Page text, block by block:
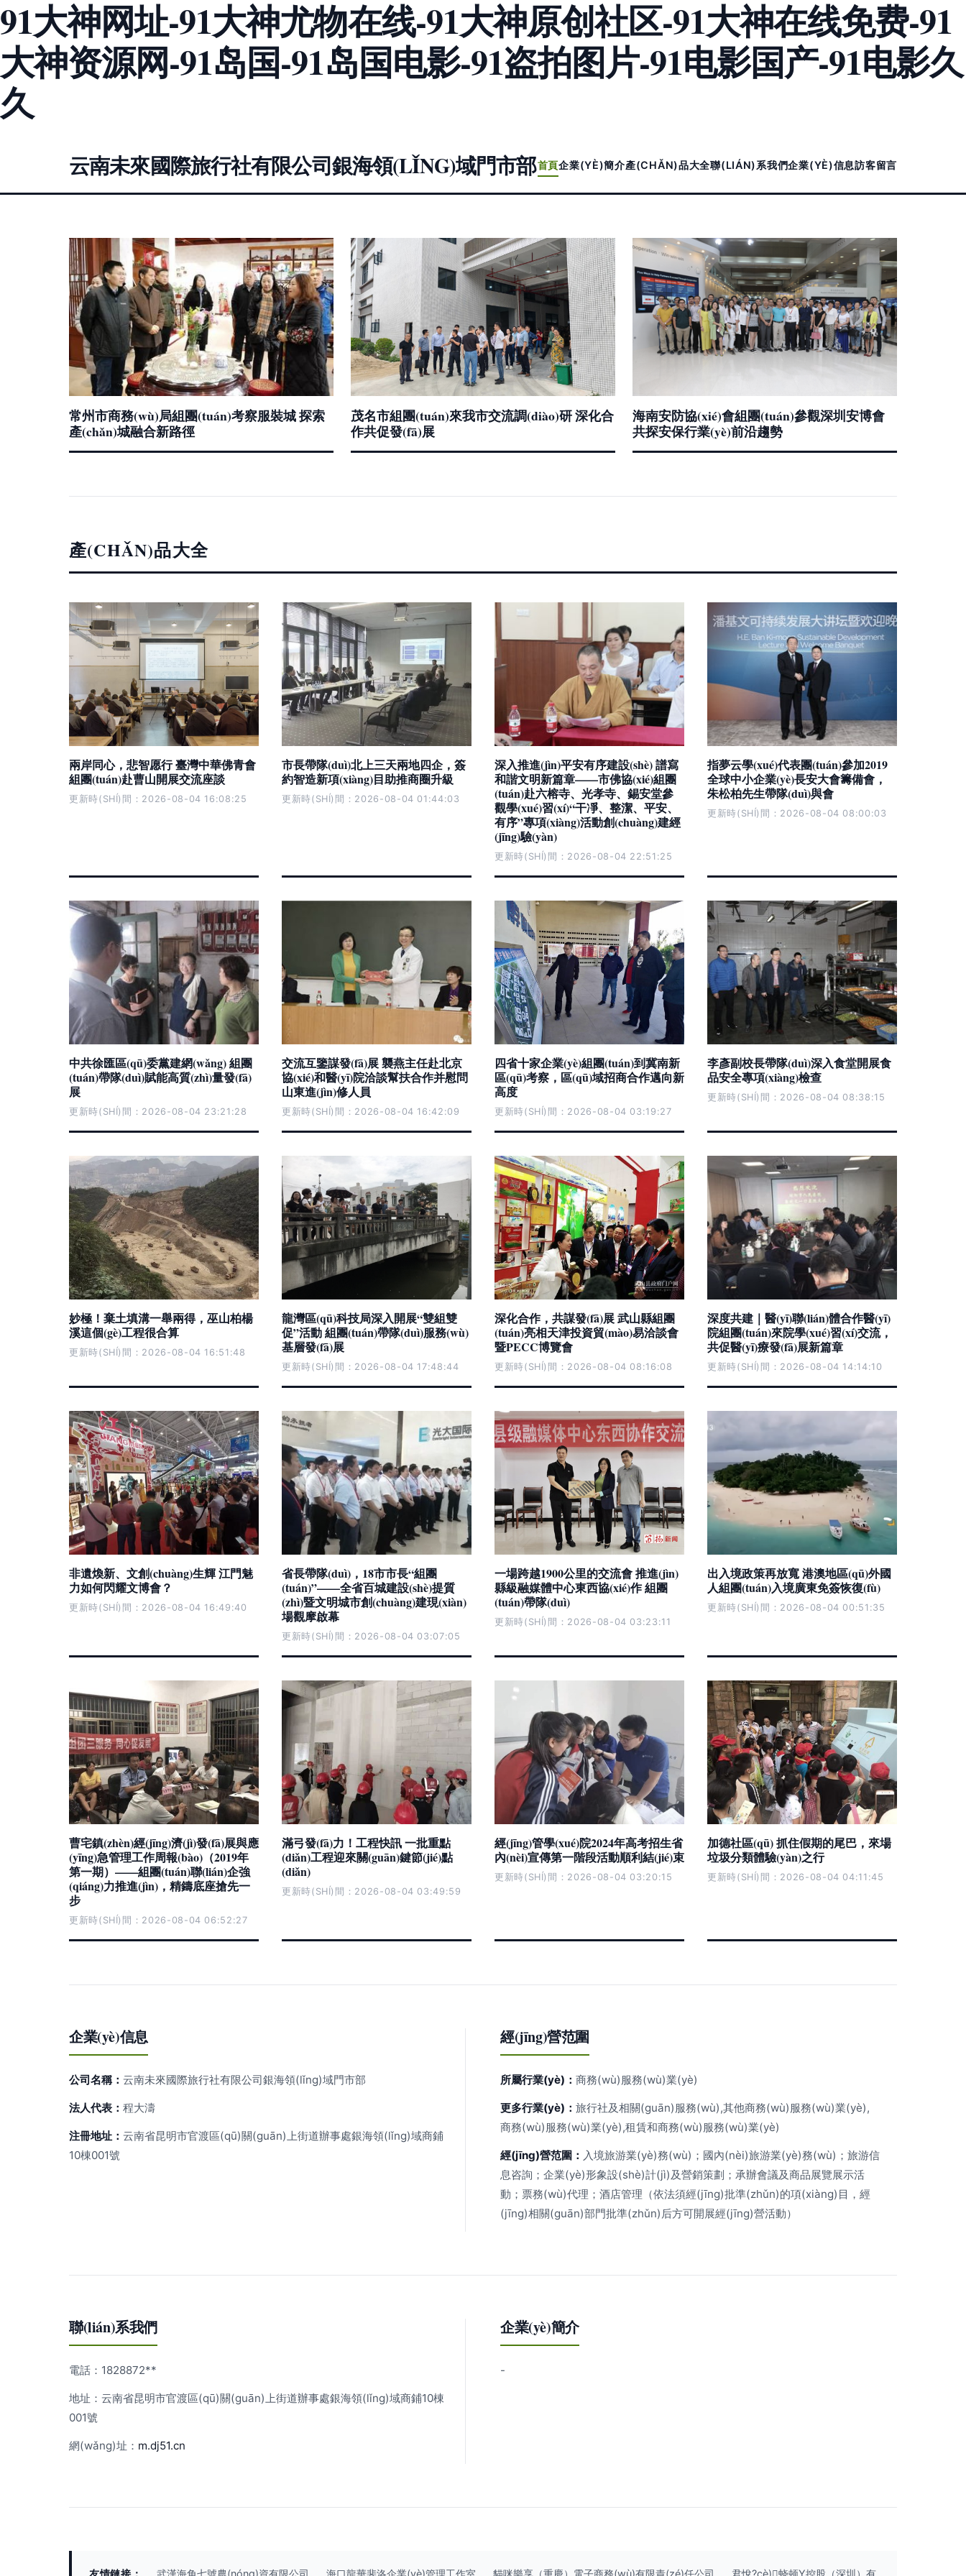
91大神网址-91大神尤物在线-91大神原创社区-91大神在线免费-91
大神资源网-91岛国-91岛国电影-91盗拍图片-91电影国产-91电影久
久
云南未來國際旅行社有限公司銀海領(LǏNG)域門市部首頁企業(YÈ)簡介產(CHǍN)品大全聯(LIÁN)系我們企業(YÈ)信息訪客留言
常州市商務(wù)局組團(tuán)考察服裝城 探索
產(chǎn)城融合新路徑
茂名市組團(tuán)來我市交流調(diào)研 深化合
作共促發(fā)展
海南安防協(xié)會組團(tuán)參觀深圳安博會
共探安保行業(yè)前沿趨勢
產(CHǍN)品大全
兩岸同心，悲智愿行 臺灣中華佛青會
組團(tuán)赴曹山開展交流座談
更新時(SHÍ)間：2026-08-04 16:08:25
市長帶隊(duì)北上三天兩地四企，簽
約智造新項(xiàng)目助推商圈升級
更新時(SHÍ)間：2026-08-04 01:44:03
深入推進(jìn)平安有序建設(shè) 譜寫
和諧文明新篇章——市佛協(xié)組團
(tuán)赴六榕寺、光孝寺、錫安堂參
觀學(xué)習(xí)“干凈、整潔、平安、
有序”專項(xiàng)活動創(chuàng)建經
(jīng)驗(yàn)
更新時(SHÍ)間：2026-08-04 22:51:25
指夢云學(xué)代表團(tuán)參加2019
全球中小企業(yè)長安大會籌備會，
朱松柏先生帶隊(duì)與會
更新時(SHÍ)間：2026-08-04 08:00:03
中共徐匯區(qū)委黨建網(wǎng) 組團
(tuán)帶隊(duì)賦能高質(zhì)量發(fā)
展
更新時(SHÍ)間：2026-08-04 23:21:28
交流互鑒謀發(fā)展 襲燕主任赴北京
協(xié)和醫(yī)院洽談幫扶合作并慰問
山東進(jìn)修人員
更新時(SHÍ)間：2026-08-04 16:42:09
四省十家企業(yè)組團(tuán)到冀南新
區(qū)考察，區(qū)域招商合作邁向新
高度
更新時(SHÍ)間：2026-08-04 03:19:27
李彥副校長帶隊(duì)深入食堂開展食
品安全專項(xiàng)檢查
更新時(SHÍ)間：2026-08-04 08:38:15
妙極！棄土填溝一舉兩得，巫山柏楊
溪這個(gè)工程很合算
更新時(SHÍ)間：2026-08-04 16:51:48
龍灣區(qū)科技局深入開展“雙組雙
促”活動 組團(tuán)帶隊(duì)服務(wù)
基層發(fā)展
更新時(SHÍ)間：2026-08-04 17:48:44
深化合作，共謀發(fā)展 武山縣組團
(tuán)亮相天津投資貿(mào)易洽談會
暨PECC博覽會
更新時(SHÍ)間：2026-08-04 08:16:08
深度共建｜醫(yī)聯(lián)體合作醫(yī)
院組團(tuán)來院學(xué)習(xí)交流，
共促醫(yī)療發(fā)展新篇章
更新時(SHÍ)間：2026-08-04 14:14:10
非遺煥新、文創(chuàng)生輝 江門魅
力如何閃耀文博會？
更新時(SHÍ)間：2026-08-04 16:49:40
省長帶隊(duì)，18市市長“組團
(tuán)”——全省百城建設(shè)提質
(zhì)暨文明城市創(chuàng)建現(xiàn)
場觀摩啟幕
更新時(SHÍ)間：2026-08-04 03:07:05
一場跨越1900公里的交流會 推進(jìn)
縣級融媒體中心東西協(xié)作 組團
(tuán)帶隊(duì)
更新時(SHÍ)間：2026-08-04 03:23:11
出入境政策再放寬 港澳地區(qū)外國
人組團(tuán)入境廣東免簽恢復(fù)
更新時(SHÍ)間：2026-08-04 00:51:35
曹宅鎮(zhèn)經(jīng)濟(jì)發(fā)展與應
(yīng)急管理工作周報(bào)（2019年
第一期）——組團(tuán)聯(lián)企強
(qiáng)力推進(jìn)，精鑄底座搶先一
步
更新時(SHÍ)間：2026-08-04 06:52:27
滿弓發(fā)力！工程快訊 一批重點
(diǎn)工程迎來關(guān)鍵節(jié)點
(diǎn)
更新時(SHÍ)間：2026-08-04 03:49:59
經(jīng)管學(xué)院2024年高考招生省
內(nèi)宣傳第一階段活動順利結(jié)束
更新時(SHÍ)間：2026-08-04 03:20:15
加德社區(qū) 抓住假期的尾巴，來場
垃圾分類體驗(yàn)之行
更新時(SHÍ)間：2026-08-04 04:11:45
企業(yè)信息
公司名稱： 云南未來國際旅行社有限公司銀海領(lǐng)域門市部
法人代表： 程大濤
注冊地址： 云南省昆明市官渡區(qū)關(guān)上街道辦事處銀海領(lǐng)域商鋪
10棟001號
經(jīng)營范圍
所屬行業(yè)： 商務(wù)服務(wù)業(yè)
更多行業(yè)： 旅行社及相關(guān)服務(wù),其他商務(wù)服務(wù)業(yè),
商務(wù)服務(wù)業(yè),租賃和商務(wù)服務(wù)業(yè)
經(jīng)營范圍： 入境旅游業(yè)務(wù)；國內(nèi)旅游業(yè)務(wù)；旅游信
息咨詢；企業(yè)形象設(shè)計(jì)及營銷策劃；承辦會議及商品展覽展示活
動；票務(wù)代理；酒店管理（依法須經(jīng)批準(zhǔn)的項(xiàng)目，經
(jīng)相關(guān)部門批準(zhǔn)后方可開展經(jīng)營活動）
聯(lián)系我們
電話：1828872**
地址：云南省昆明市官渡區(qū)關(guān)上街道辦事處銀海領(lǐng)域商鋪10棟
001號
網(wǎng)址： m.dj51.cn
企業(yè)簡介
-
友情鏈接： 武漢海角七號農(nóng)資有限公司 海口龍華斐洛企業(yè)管理工作室 貓咪樂享（重慶）電子商務(wù)有限責(zé)任公司 君悅?cè)蛲顿Y控股（深圳）有